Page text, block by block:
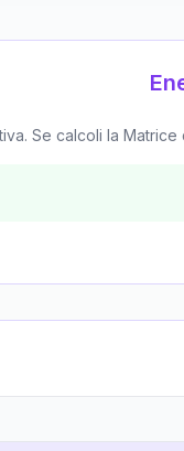
Se calcoli la